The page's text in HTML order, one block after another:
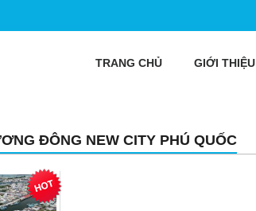
TRANG CHỦ GIỚI THIỆU
ĐÔNG NEW CITY PHÚ QUỐC